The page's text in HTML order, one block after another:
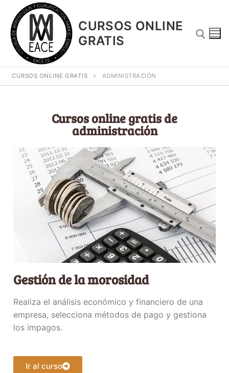
CURSOS ONLINE
GRATIS
¿Porque Los Cursos Son Gratuitos?
Contacto
CURSOS ONLINE GRATIS ADMINISTRACIÓN
Cursos online gratis de
administración
Gestión de la morosidad
Realiza el análisis económico y financiero de una
empresa, selecciona métodos de pago y gestiona
los impagos.
Ir al curso